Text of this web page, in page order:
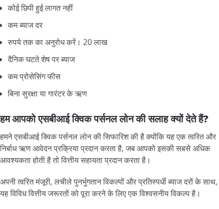
कोई छिपी हुई लागत नहीं
कम ब्याज दर
रुपये तक का अनुरोध करें। 20 लाख
दैनिक घटते शेष पर ब्याज
कम प्रोसेसिंग फीस
बिना सुरक्षा या गारंटर के ऋण
हम आपको एसबीआई क्विक पर्सनल लोन की सलाह क्यों देते हैं?
हमने एसबीआई क्विक पर्सनल लोन की सिफारिश की है क्योंकि यह एक त्वरित और
निर्बाध ऋण आवेदन प्रक्रिया प्रदान करता है, जब आपको इसकी सबसे अधिक
आवश्यकता होती है तो वित्तीय सहायता प्रदान करता है।
अपनी त्वरित मंजूरी, लचीले पुनर्भुगतान विकल्पों और प्रतिस्पर्धी ब्याज दरों के साथ,
यह विविध वित्तीय जरूरतों को पूरा करने के लिए एक विश्वसनीय विकल्प है।